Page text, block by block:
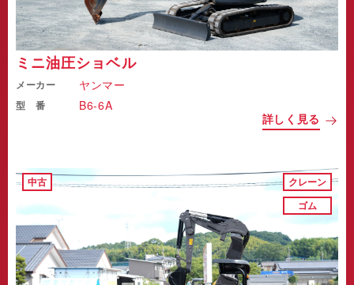
ミニ油圧ショベル
メーカー ヤンマー
型 番 B6-6A
詳しく見る
中古
クレーン
ゴム